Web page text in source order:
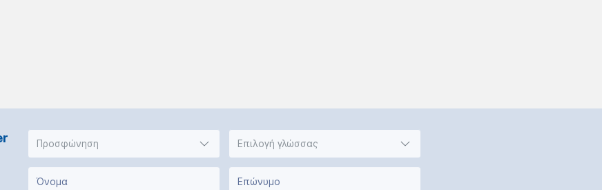
Προσφώνηση Επιλογή γλώσσας